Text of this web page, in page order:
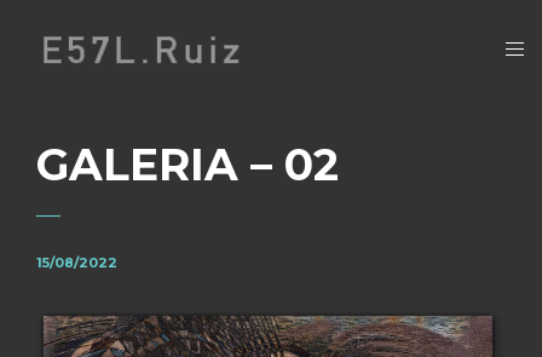
GALERIA – 02
15/08/2022